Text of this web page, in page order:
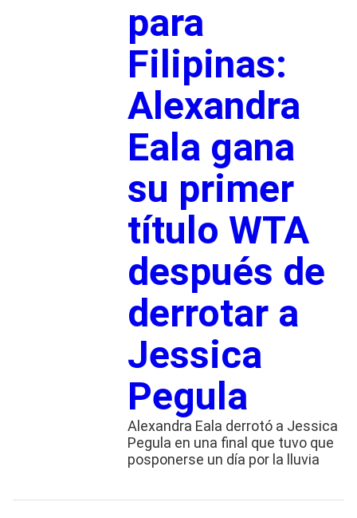
para
Filipinas:
Alexandra
Eala gana
su primer
título WTA
después de
derrotar a
Jessica
Pegula
Alexandra Eala derrotó a Jessica
Pegula en una final que tuvo que
posponerse un día por la lluvia